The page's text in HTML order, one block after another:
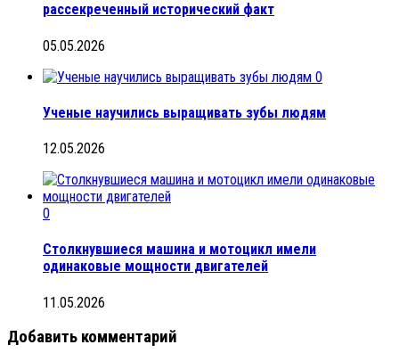
рассекреченный исторический факт
05.05.2026
0
Ученые научились выращивать зубы людям
12.05.2026
0
Столкнувшиеся машина и мотоцикл имели
одинаковые мощности двигателей
11.05.2026
Добавить комментарий